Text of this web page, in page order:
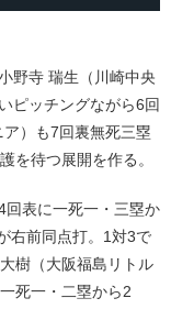
野寺 瑞生（川崎中央
ピッチングながら6回
）も7回裏無死三塁
を待つ展開を作る。
表に一死一・三塁か
右前同点打。1対3で
樹（大阪福島リトル
死一・二塁から2